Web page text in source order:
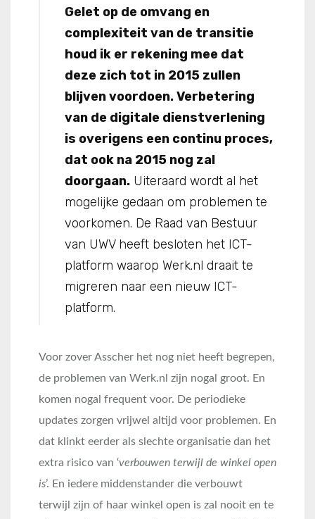
Gelet op de omvang en
complexiteit van de transitie
houd ik er rekening mee dat
deze zich tot in 2015 zullen
blijven voordoen. Verbetering
van de digitale dienstverlening
is overigens een continu proces,
dat ook na 2015 nog zal
doorgaan. Uiteraard wordt al het
mogelijke gedaan om problemen te
voorkomen. De Raad van Bestuur
van UWV heeft besloten het ICT-
platform waarop Werk.nl draait te
migreren naar een nieuw ICT-
platform.
Voor zover Asscher het nog niet heeft begrepen,
de problemen van Werk.nl zijn nogal groot. En
komen nogal frequent voor. De periodieke
updates zorgen vrijwel altijd voor problemen. En
dat klinkt eerder als slechte organisatie dan het
extra risico van ‘verbouwen terwijl de winkel open
is’. En iedere middenstander die verbouwt
terwijl zijn of haar winkel open is zal nooit en te